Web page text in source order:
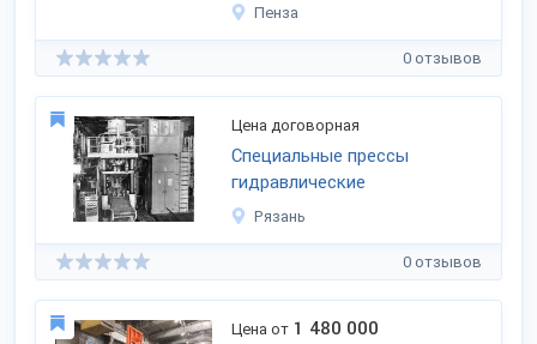
Пенза
0 отзывов
Цена договорная
Специальные прессы
гидравлические
Рязань
0 отзывов
Цена от 1 480 000